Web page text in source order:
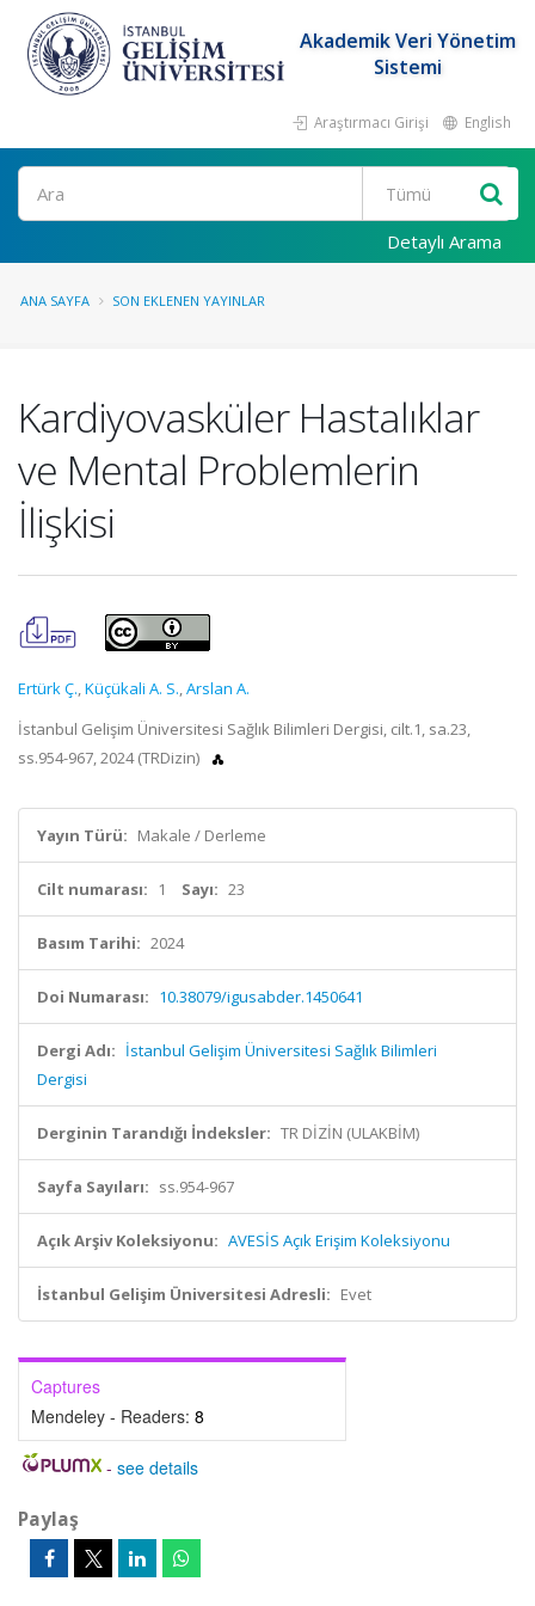
Akademik Veri Yönetim
Sistemi
Araştırmacı Girişi English
Ara
Detaylı Arama
ANA SAYFA SON EKLENEN YAYINLAR
Kardiyovasküler Hastalıklar
ve Mental Problemlerin
İlişkisi
Ertürk Ç.,Küçükali A. S.,Arslan A.
İstanbul Gelişim Üniversitesi Sağlık Bilimleri Dergisi, cilt.1, sa.23,
ss.954-967, 2024 (TRDizin)
Yayın Türü: Makale / Derleme
Cilt numarası: 1 Sayı: 23
Basım Tarihi: 2024
Doi Numarası: 10.38079/igusabder.1450641
Dergi Adı: İstanbul Gelişim Üniversitesi Sağlık Bilimleri
Dergisi
Derginin Tarandığı İndeksler: TR DİZİN (ULAKBİM)
Sayfa Sayıları: ss.954-967
Açık Arşiv Koleksiyonu: AVESİS Açık Erişim Koleksiyonu
İstanbul Gelişim Üniversitesi Adresli: Evet
Captures
Mendeley - Readers: 8
- see details
Paylaş